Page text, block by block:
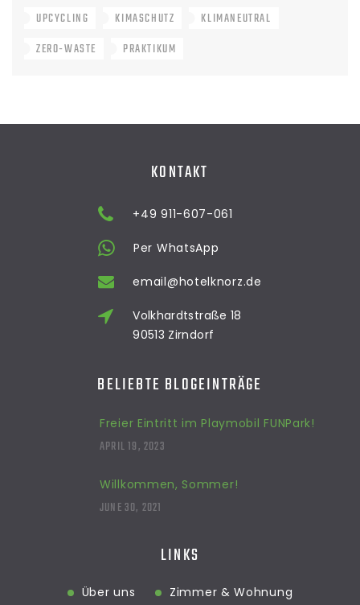
UPCYCLING
KIMASCHUTZ
KLIMANEUTRAL
ZERO-WASTE
PRAKTIKUM
KONTAKT
+49 911-607-061
Per WhatsApp
email@hotelknorz.de
Volkhardtstraße 18
90513 Zirndorf
BELIEBTE BLOGEINTRÄGE
Freier Eintritt im Playmobil FUNPark!
APRIL 19, 2023
Willkommen, Sommer!
JUNE 30, 2021
LINKS
Über uns Zimmer & Wohnung